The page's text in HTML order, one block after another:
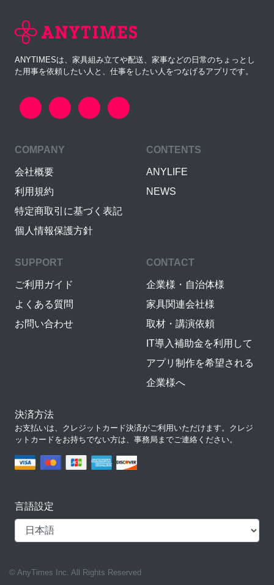
ANYTIMESは、家具組み立てや配送、家事などの日常のちょっとし
た用事を依頼したい人と、仕事をしたい人をつなげるアプリです。
COMPANY
会社概要
利用規約
特定商取引に基づく表記
個人情報保護方針
CONTENTS
ANYLIFE
NEWS
SUPPORT
ご利用ガイド
よくある質問
お問い合わせ
CONTACT
企業様・自治体様
家具関連会社様
取材・講演依頼
IT導入補助金を利用して
アプリ制作を希望される
企業様へ
決済方法
お支払いは、クレジットカード決済がご利用いただけます。クレジ
ットカードをお持ちでない方は、事務局までご連絡ください。
言語設定
© AnyTimes Inc. All Rights Reserved